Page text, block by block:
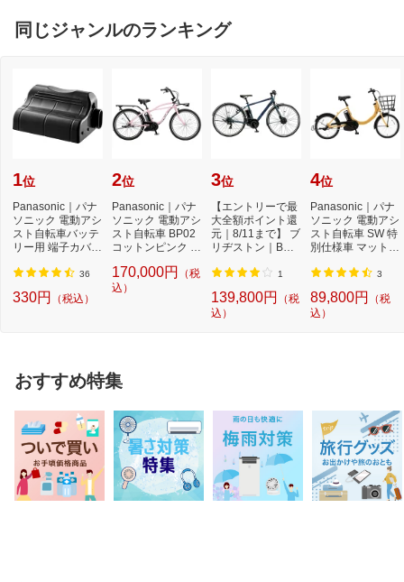
同じジャンルのランキング
1位
Panasonic｜パナ
ソニック 電動アシ
スト自転車バッテ
リー用 端子カバー
36
330円 （税込）
2位
Panasonic｜パナ
ソニック 電動アシ
スト自転車 BP02
コットンピンク B
ン...
170,000円
（税
込）
3位
【エントリーで最
大全額ポイント還
元｜8/11まで】 ブ
リヂストン｜BRI
ア...
1
139,800円
（税
込）
4位
Panasonic｜パナ
ソニック 電動アシ
スト自転車 SW 特
別仕様車 マットハ
3
89,800円
（税
込）
おすすめ特集